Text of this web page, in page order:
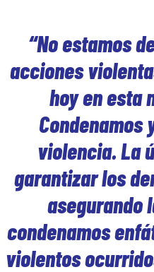
“No estamos
acciones
hoy en esta
Condenamos
violencia. La
garantizar los
asegurando
condenamos
violentos